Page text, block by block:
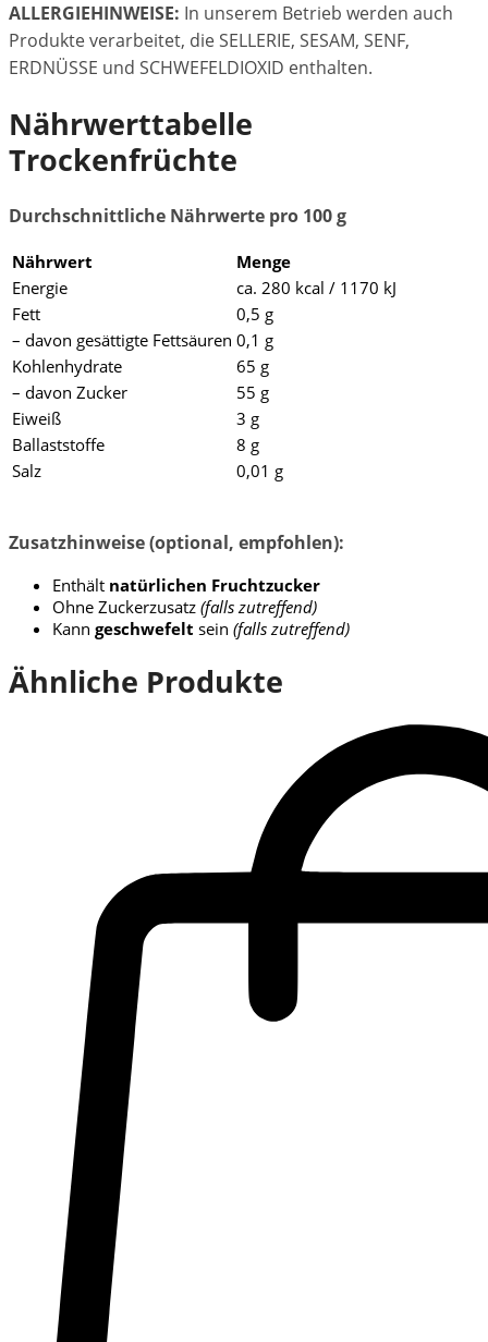
ALLERGIEHINWEISE: In unserem Betrieb werden auch
Produkte verarbeitet, die SELLERIE, SESAM, SENF,
ERDNÜSSE und SCHWEFELDIOXID enthalten.
Nährwerttabelle
Trockenfrüchte
Durchschnittliche Nährwerte pro 100 g
Nährwert
Menge
Energie
ca. 280 kcal / 1170 kJ
Fett
0,5 g
– davon gesättigte Fettsäuren 0,1 g
Kohlenhydrate
65 g
– davon Zucker
55 g
Eiweiß
3 g
Ballaststoffe
8 g
Salz
0,01 g
Zusatzhinweise (optional, empfohlen):
Enthält natürlichen Fruchtzucker
Ohne Zuckerzusatz (falls zutreffend)
Kann geschwefelt sein (falls zutreffend)
Ähnliche Produkte